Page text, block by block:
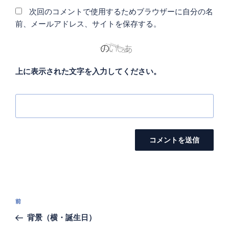
次回のコメントで使用するためブラウザーに自分の名
前、メールアドレス、サイトを保存する。
上に表示された文字を入力してください。
投
ナ
前
の
前
背景（横・誕生日）